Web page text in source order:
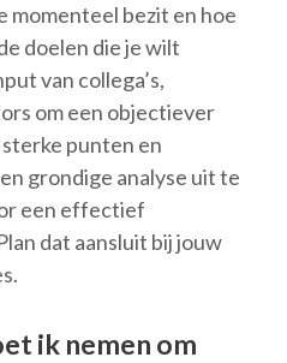
momenteel bezit en hoe
doelen die je wilt
van collega’s,
om een objectiever
punten en
grondige analyse uit te
een effectief
dat aansluit bij jouw
ik nemen om